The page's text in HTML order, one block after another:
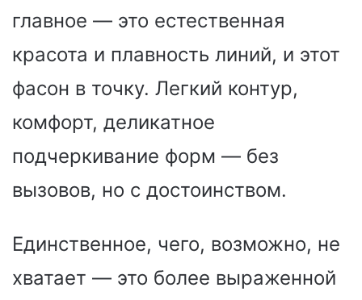
главное — это естественная
красота и плавность линий, и этот
фасон в точку. Легкий контур,
комфорт, деликатное
подчеркивание форм — без
вызовов, но с достоинством.
Единственное, чего, возможно, не
хватает — это более выраженной